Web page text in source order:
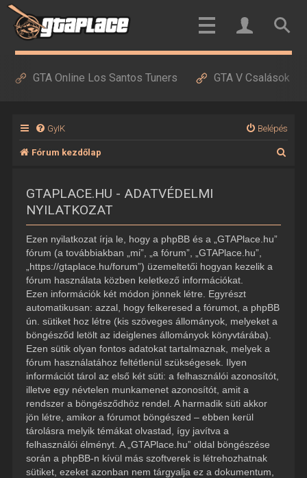
GTA Online Los Santos Tuners GTA V Csalások
GyIK Belépés
Fórum kezdőlap
GTAPLACE.HU - ADATVÉDELMI
NYILATKOZAT
Ezen nyilatkozat írja le, hogy a phpBB és a „GTAPlace.hu”
fórum (a továbbiakban „mi”, „a fórum”, „GTAPlace.hu”,
„https://gtaplace.hu/forum”) üzemeltetői hogyan kezelik a
fórum használata közben keletkező információkat.
Ezen információk két módon jönnek létre. Egyrészt
automatikusan: azzal, hogy felkeresed a fórumot, a phpBB
ún. sütiket hoz létre (kis szöveges állományok, melyeket a
böngésződ letölt az ideiglenes állományok könyvtárába).
Ezen sütik olyan fontos adatokat tartalmaznak, melyek a
fórum használatához feltétlenül szükségesek. Ilyen
információt tárol az első két süti: a felhasználói azonosítót,
illetve egy névtelen munkamenet azonosítót, amit a
rendszer a böngésződhöz rendel. A harmadik süti akkor
jön létre, amikor a fórumot böngészed – ebben kerül
tárolásra melyik témákat olvastad, így javítva a
felhasználói élményt. A „GTAPlace.hu” oldal böngészése
során a phpBB-n kívül más szoftverek is létrehozhatnak
sütiket, ezeket azonban nem tárgyalja ez a dokumentum,